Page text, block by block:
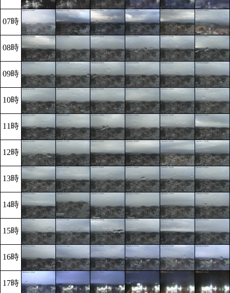
07時
08時
09時
10時
11時
12時
13時
14時
15時
16時
17時